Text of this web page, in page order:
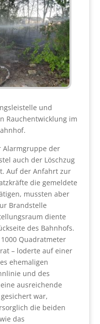
und
Rauchentwicklung im
Alarmgruppe der
auch der Löschzug
Auf der Anfahrt zur
die gemeldete
mussten aber
Brandstelle
diente
des Bahnhofs.
Quadratmeter
– loderte auf einer
ehemaligen
und des
ausreichende
war,
die beiden
das